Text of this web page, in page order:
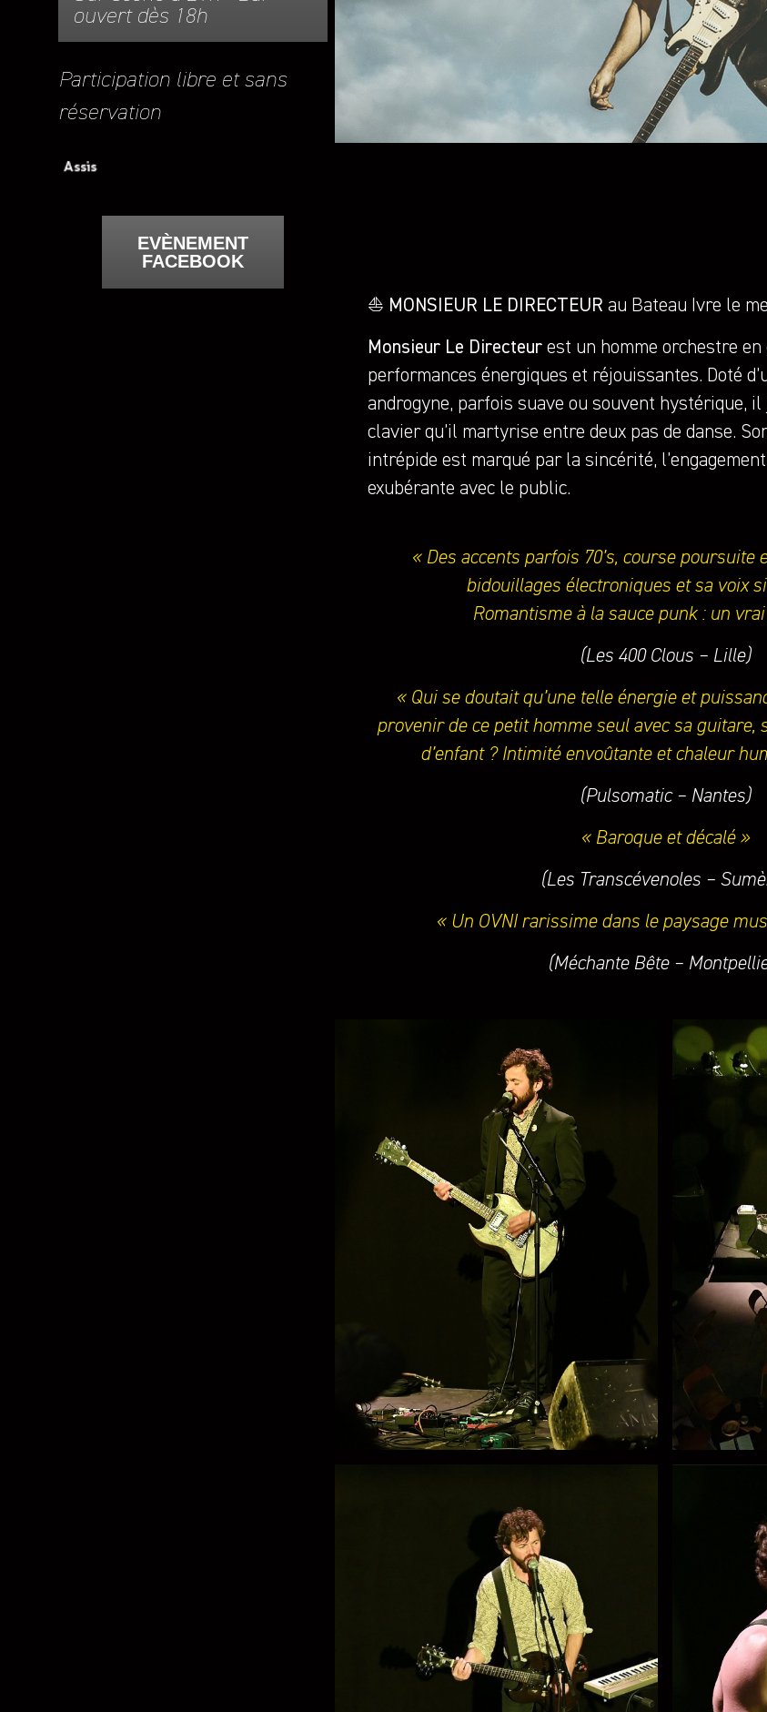
ouvert dès 18h
Participation libre et sans
réservation
EVÈNEMENT
FACEBOOK
⛵️ MONSIEUR LE DIRECTEURau Bateau Ivre le
Monsieur Le Directeur est un homme orchestre
performances énergiques et réjouissantes. Doté
androgyne, parfois suave ou souvent hystérique, il
clavier qu’il martyrise entre deux pas de danse.
intrépide est marqué par la sincérité,
exubérante avec le public.
« Des accents parfois 70’s, course poursuite
bidouillages électroniques et sa voix
Romantisme à la sauce punk : un
(Les 400 Clous – Lille)
« Qui se doutait qu’une telle énergie et
provenir de ce petit homme seul avec sa guitare,
d’enfant ? Intimité envoûtante et chaleur
(Pulsomatic – Nantes)
« Baroque et décalé »
(Les Transcévenoles –
« Un OVNI rarissime dans le paysage
(Méchante Bête –